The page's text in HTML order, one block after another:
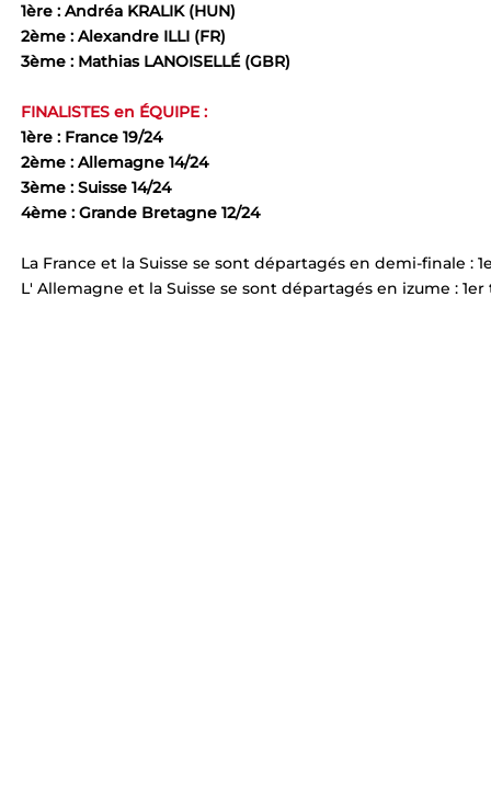
1ère : Andréa KRALIK (HUN)
2ème : Alexandre ILLI (FR)
3ème : Mathias LANOISELLÉ (GBR)
FINALISTES en ÉQUIPE :
1ère : France 19/24
2ème : Allemagne 14/24
3ème : Suisse 14/24
4ème : Grande Bretagne 12/24
La France et la Suisse se sont départagés en demi-finale :
L' Allemagne et la Suisse se sont départagés en izume :